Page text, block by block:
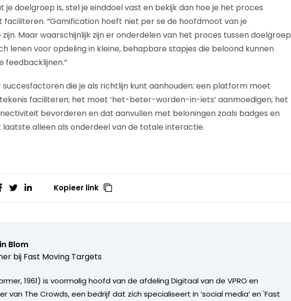
je doelgroep is, stel je einddoel vast en bekijk dan hoe je het proces
faciliteren. “Gamification hoeft niet per se de hoofdmoot van je
Maar waarschijnlijk zijn er onderdelen van het proces tussen doelgroep
lenen voor opdeling in kleine, behapbare stapjes die beloond kunnen
feedbacklijnen.”
succesfactoren die je als richtlijn kunt aanhouden: een platform moet
faciliteren; het moet ‘het-beter-worden-in-iets’ aanmoedigen; het
bevorderen en dat aanvullen met beloningen zoals badges en
alleen als onderdeel van de totale interactie.
Kopieer link
Blom
bij Fast Moving Targets
1961) is voormalig hoofd van de afdeling Digitaal van de VPRO en
van The Crowds, een bedrijf dat zich specialiseert in ’social media’ en 'Fast